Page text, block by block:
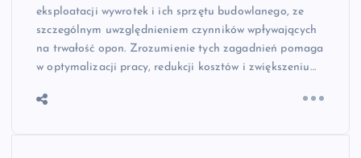
eksploatacji wywrotek i ich sprzętu budowlanego, ze
szczególnym uwzględnieniem czynników wpływających
na trwałość opon. Zrozumienie tych zagadnień pomaga
w optymalizacji pracy, redukcji kosztów i zwiększeniu…